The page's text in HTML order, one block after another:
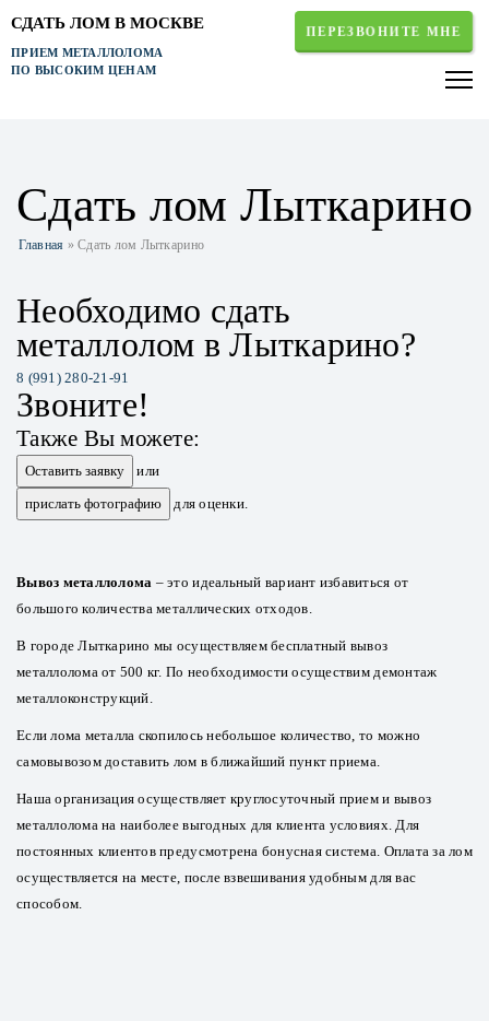
СДАТЬ ЛОМ В МОСКВЕ
ПРИЕМ МЕТАЛЛОЛОМА
ПО ВЫСОКИМ ЦЕНАМ
ПЕРЕЗВОНИТЕ МНЕ
Сдать лом Лыткарино
Главная » Сдать лом Лыткарино
Необходимо сдать
металлолом в Лыткарино?
8 (991) 280-21-91
Звоните!
Также Вы можете:
Оставить заявку
или
прислать фотографию
для оценки.
Вывоз металлолома – это идеальный вариант избавиться от
большого количества металлических отходов.
В городе Лыткарино мы осуществляем бесплатный вывоз
металлолома от 500 кг. По необходимости осуществим демонтаж
металлоконструкций.
Если лома металла скопилось небольшое количество, то можно
самовывозом доставить лом в ближайший пункт приема.
Наша организация осуществляет круглосуточный прием и вывоз
металлолома на наиболее выгодных для клиента условиях. Для
постоянных клиентов предусмотрена бонусная система. Оплата за лом
осуществляется на месте, после взвешивания удобным для вас
способом.